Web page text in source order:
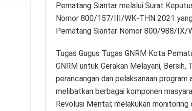
Pematang Siantar melalui Surat
Nomor 800/157/III/WK-THN 2021
Pematang Siantar Nomor 800/988/IX/
Tugas Gugus Tugas GNRM Kota
GNRM untuk Gerakan Melayani,
perancangan dan pelaksanaan
melibatkan berbagai komponen
Revolusi Mental; melakukan